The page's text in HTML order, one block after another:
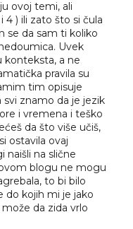
ovoj temi, ali
4 ) ili zato što si čula
se da sam ti koliko
Uvek
konteksta, a ne
pravila su
tim opisuje
svi znamo da je jezik
i vremena i teško
da što više učiš,
ostavila ovaj
naišli na slične
blogu ne mogu
to bi bilo
do kojih mi je jako
da zida vrlo